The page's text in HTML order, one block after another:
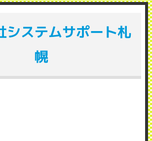
システムサポート札
幌